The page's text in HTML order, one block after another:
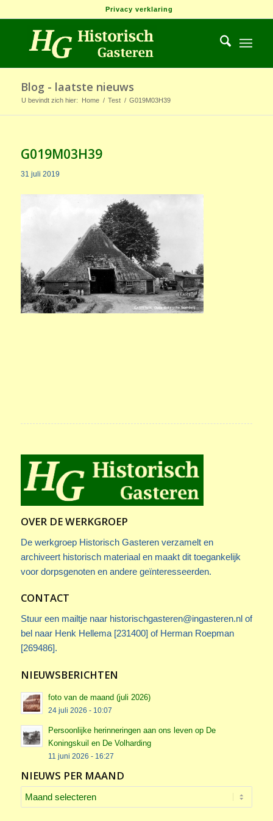
Privacy verklaring
Blog - laatste nieuws
U bevindt zich hier: Home / Test / G019M03H39
G019M03H39
31 juli 2019
OVER DE WERKGROEP
De werkgroep Historisch Gasteren verzamelt en
archiveert historisch materiaal en maakt dit toegankelijk
voor dorpsgenoten en andere geïnteresseerden.
CONTACT
Stuur een mailtje naar historischgasteren@ingasteren.nlof
bel naar Henk Hellema [231400] of Herman Roepman
[269486].
NIEUWSBERICHTEN
foto van de maand (juli 2026)
24 juli 2026 - 10:07
Persoonlijke herinneringen aan ons leven op De
Koningskuil en De Volharding
11 juni 2026 - 16:27
NIEUWS PER MAAND